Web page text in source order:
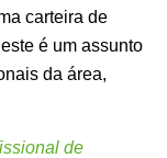
carteira de
é um assunto
da área,
de